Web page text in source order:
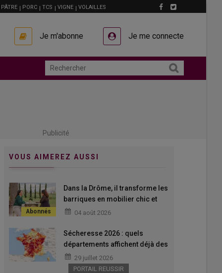
PÂTRE PORC TCS VIGNE VOLAILLES
Je m'abonne Je me connecte
Publicité
VOUS AIMEREZ AUSSI
Dans la Drôme, il transforme les
barriques en mobilier chic et
abordable
04 août 2026
Sécheresse 2026 : quels
départements affichent déjà des
restrictions d’eau pour les
activités agricoles ?
29 juillet 2026
PORTAIL REUSSIR